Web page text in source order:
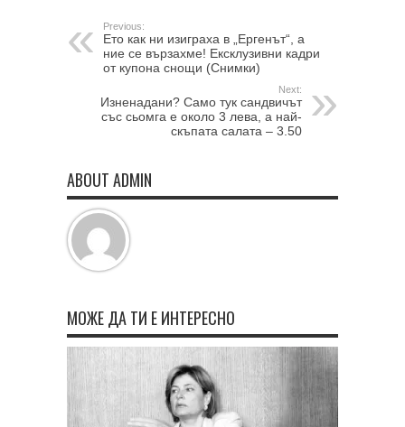
Previous:
Ето как ни изиграха в „Ергенът“, а
ние се вързахме! Ексклузивни кадри
от купона снощи (Снимки)
Next:
Изненадани? Само тук сандвичът
със сьомга е около 3 лева, а най-
скъпата салата – 3.50
ABOUT ADMIN
МОЖЕ ДА ТИ Е ИНТЕРЕСНО